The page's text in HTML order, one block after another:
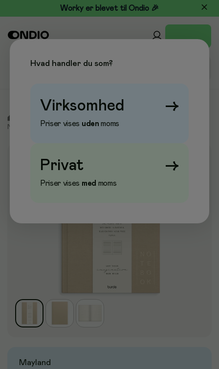
Worky er blevet til Ondio 🎉
Notesbøger /Notesbøger
Mayland
Hvad handler du som?
Virksomhed →
Priser vises uden moms
Privat →
Priser vises med moms